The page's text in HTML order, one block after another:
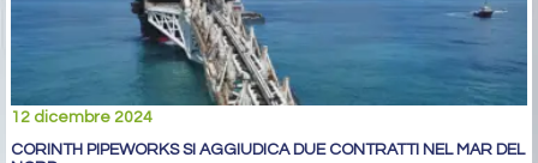
12 dicembre 2024
CORINTH PIPEWORKS SI AGGIUDICA DUE CONTRATTI NEL MAR DEL